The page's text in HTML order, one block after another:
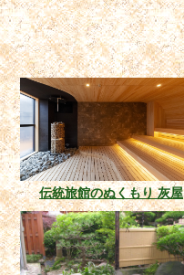
伝統旅館のぬくもり 灰屋